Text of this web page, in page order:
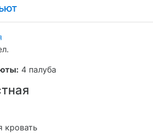
4 палуба
кровать